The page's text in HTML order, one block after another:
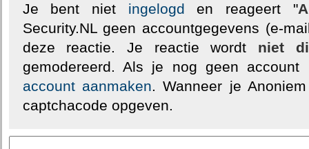
Je bent niet ingelogd en reageert "
Security.NL geen accountgegevens (e-
deze reactie. Je reactie wordt niet
gemodereerd. Als je nog geen
account aanmaken. Wanneer je
captchacode opgeven.